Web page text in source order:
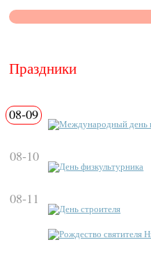
Праздники
08-09
Международный день
08-10
День физкультурника
08-11
День строителя
Рождество святителя